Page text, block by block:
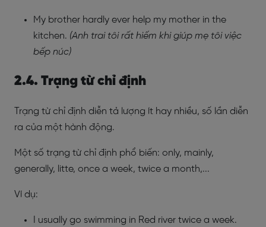
My brother hardly ever help my mother in the
kitchen. (Anh trai tôi rất hiếm khi giúp mẹ tôi việc
bếp núc)
2.4. Trạng từ chỉ định
Trạng từ chỉ định diễn tả lượng ít hay nhiều, số lần diễn
ra của một hành động.
Một số trạng từ chỉ định phổ biến: only, mainly,
generally, litte, once a week, twice a month,...
Ví dụ:
I usually go swimming in Red river twice a week.